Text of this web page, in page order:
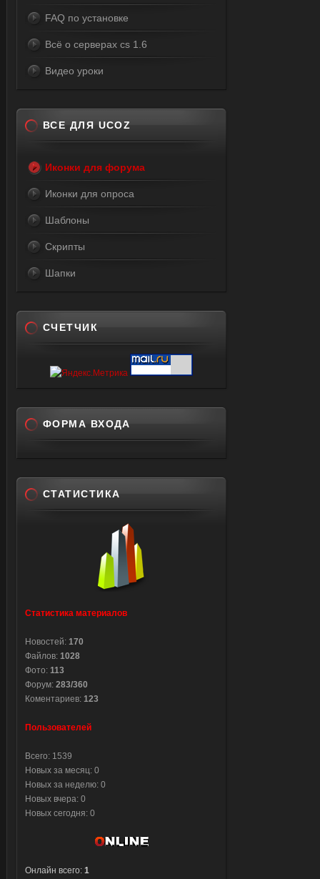
FAQ по установке
Всё о серверах cs 1.6
Видео уроки
ВСЕ ДЛЯ UCOZ
Иконки для форума
Иконки для опроса
Шаблоны
Скрипты
Шапки
СЧЕТЧИК
ФОРМА ВХОДА
СТАТИСТИКА
Статистика материалов
Новостей: 170
Файлов: 1028
Фото: 113
Форум: 283/360
Коментариев: 123
Пользователей
Всего: 1539
Новых за месяц: 0
Новых за неделю: 0
Новых вчера: 0
Новых сегодня: 0
Онлайн всего: 1